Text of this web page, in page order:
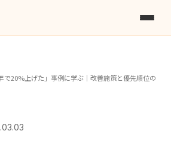
で20%上げた」事例に学ぶ｜改善施策と優先順位の